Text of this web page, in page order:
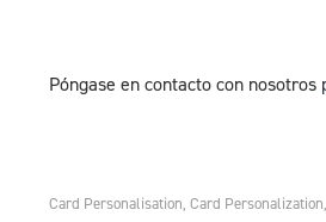
Póngase en contacto con nosotros
Card Personalisation, Card Personalization,